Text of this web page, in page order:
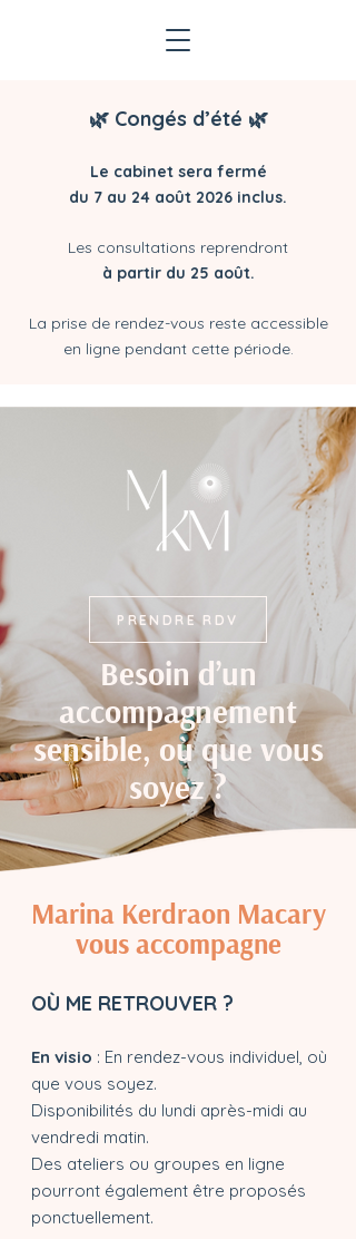
🌿 Congés d’été 🌿
Le cabinet sera fermé
du 7 au 24 août 2026 inclus.
Les consultations reprendront
à partir du 25 août.
La prise de rendez-vous reste accessible
en ligne pendant cette période.
PRENDRE RDV
Besoin d’un
accompagnement
sensible, où que vous
soyez ?
Marina Kerdraon Macary
vous accompagne
OÙ ME RETROUVER ?
En visio : En rendez-vous individuel, où
que vous soyez.
Disponibilités du lundi après-midi au
vendredi matin.
Des ateliers ou groupes en ligne
pourront également être proposés
ponctuellement.